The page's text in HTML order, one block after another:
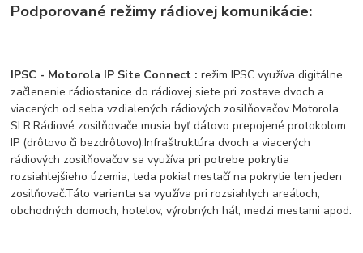
Podporované režimy rádiovej komunikácie:
IPSC - Motorola IP Site Connect : režim IPSC využíva digitálne
začlenenie rádiostanice do rádiovej siete pri zostave dvoch a
viacerých od seba vzdialených rádiových zosilňovačov Motorola
SLR.Rádiové zosilňovače musia byť dátovo prepojené protokolom
IP (drôtovo či bezdrôtovo).Infraštruktúra dvoch a viacerých
rádiových zosilňovačov sa využíva pri potrebe pokrytia
rozsiahlejšieho územia, teda pokiaľ nestačí na pokrytie len jeden
zosilňovač.Táto varianta sa využíva prirozsiahlych areáloch,
obchodných domoch, hotelov, výrobných hál, medzi mestami apod.